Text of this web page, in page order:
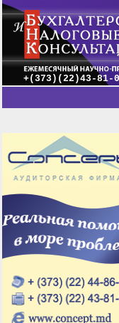
+(373)(22)43-81-
Главное меню